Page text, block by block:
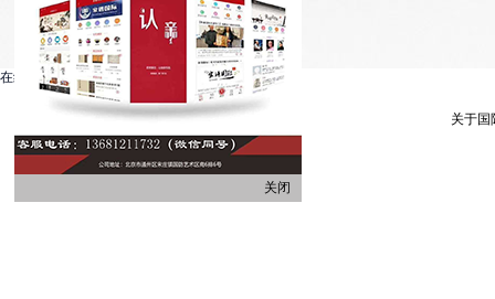
关于国
在线客服系统
关闭